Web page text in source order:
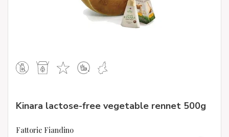
Kinara lactose-free vegetable rennet 500g
Fattorie Fiandino